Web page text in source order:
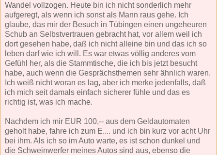
Wandel vollzogen. Heute bin ich nicht sonderlich mehr
aufgeregt, als wenn ich sonst als Mann raus gehe. Ich
glaube, das mir der Besuch in Tübingen einen ungeheuren
Schub an Selbstvertrauen gebracht hat, vor allem weil ich
dort gesehen habe, daß ich nicht alleine bin und das ich so
leben darf wie ich will. Es war etwas völlig anderes vom
Gefühl her, als die Stammtische, die ich bis jetzt besucht
habe, auch wenn die Gesprächsthemen sehr ähnlich waren.
Ich weiß nicht woran es lag, aber ich merke jedenfalls, daß
ich mich seit damals einfach sicherer fühle und das es
richtig ist, was ich mache.
Nachdem ich mir EUR 100,-- aus dem Geldautomaten
geholt habe, fahre ich zum E.... und ich bin kurz vor acht Uhr
bei ihm. Als ich so im Auto warte, es ist schon dunkel und
die Schweinwerfer meines Autos sind aus, ebenso die